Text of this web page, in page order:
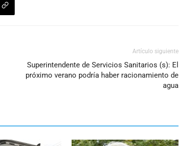
Artículo siguiente
Superintendente de Servicios Sanitarios (s): El
próximo verano podría haber racionamiento de
agua